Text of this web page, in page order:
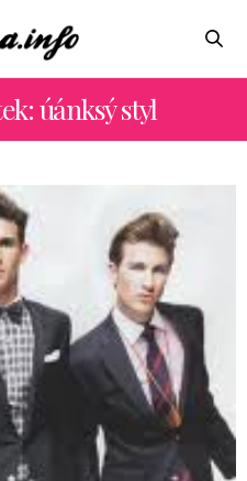
úánksý styl